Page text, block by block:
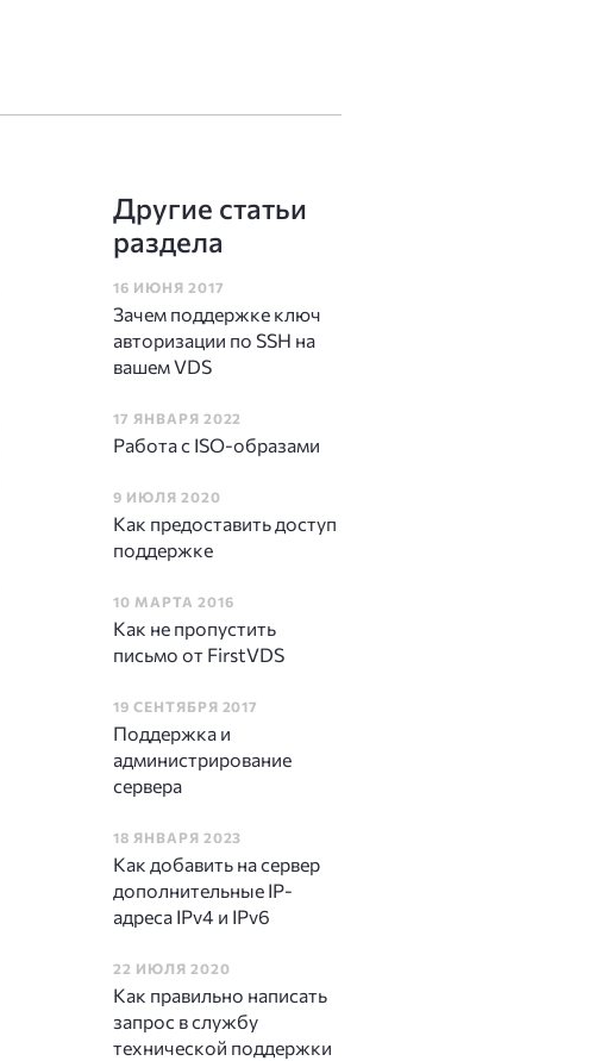
Другие статьи
раздела
16 ИЮНЯ 2017
Зачем поддержке ключ
авторизации по SSH на
вашем VDS
17 ЯНВАРЯ 2022
Работа c ISO-образами
9 ИЮЛЯ 2020
Как предоставить доступ
поддержке
10 МАРТА 2016
Как не пропустить
письмо от FirstVDS
19 СЕНТЯБРЯ 2017
Поддержка и
администрирование
сервера
18 ЯНВАРЯ 2023
Как добавить на сервер
дополнительные IP-
адреса IPv4 и IPv6
22 ИЮЛЯ 2020
Как правильно написать
запрос в службу
технической поддержки